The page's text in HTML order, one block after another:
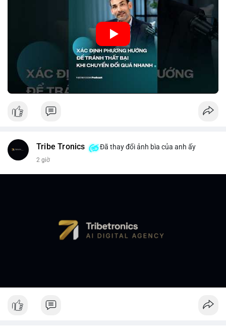
doanh mới hoặc đầu tư vào dự án blockchain.
🎥 Xem video trực tiếp tại:
Nguồn: VIETSUCCESS
Tribe Tronics Đã thay đổi ảnh bìa của anh ấy
2 giờ